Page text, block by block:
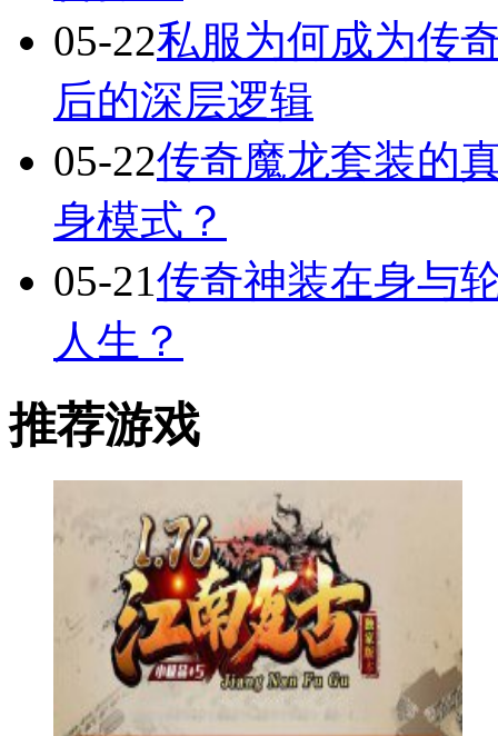
05-22私服为何成为传
后的深层逻辑
05-22传奇魔龙套装的
身模式？
05-21传奇神装在身与
人生？
推荐游戏